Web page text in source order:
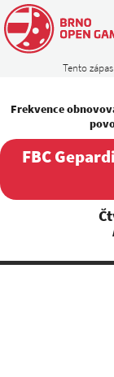
Tento
Frekvence
FBC